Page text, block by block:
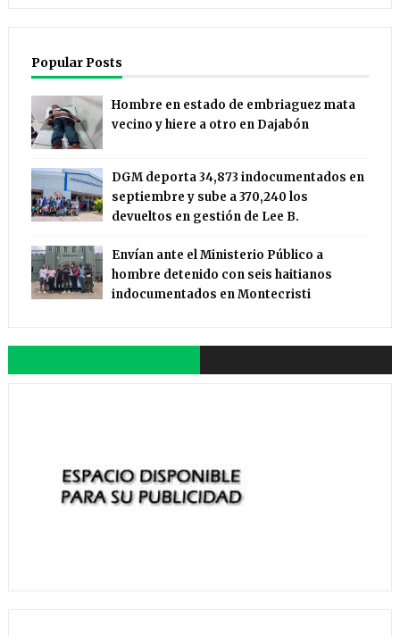
Popular Posts
Hombre en estado de embriaguez mata
vecino y hiere a otro en Dajabón
DGM deporta 34,873 indocumentados en
septiembre y sube a 370,240 los
devueltos en gestión de Lee B.
Envían ante el Ministerio Público a
hombre detenido con seis haitianos
indocumentados en Montecristi